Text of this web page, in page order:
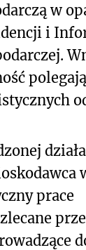
w
i
prace